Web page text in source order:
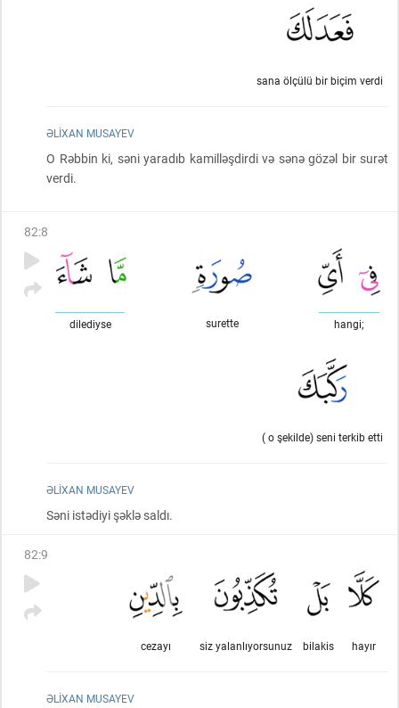
sana ölçülü bir biçim verdi
ƏLIXAN MUSAYEV
O Rəbbin ki, səni yaradıb kamilləşdirdi və sənə gözəl bir surət
verdi.
82:8
hangi;
surette
dilediyse
( o şekilde) seni terkib etti
ƏLIXAN MUSAYEV
Səni istədiyi şəklə saldı.
82:9
hayır
bilakis
siz yalanlıyorsunuz
cezayı
ƏLIXAN MUSAYEV